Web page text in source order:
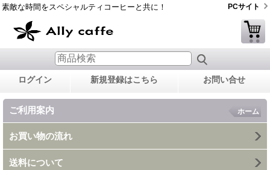
素敵な時間をスペシャルティコーヒーと共に！ PCサイト
ログイン 新規登録はこちら お問い合せ
ご利用案内 ホーム
お買い物の流れ
送料について